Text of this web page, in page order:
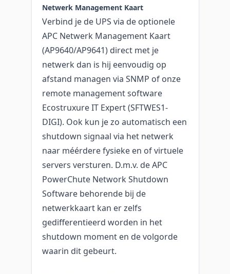
Netwerk Management Kaart
Verbind je de UPS via de optionele
APC Netwerk Management Kaart
(AP9640/AP9641) direct met je
netwerk dan is hij eenvoudig op
afstand managen via SNMP of onze
remote management software
Ecostruxure IT Expert (SFTWES1-
DIGI). Ook kun je zo automatisch een
shutdown signaal via het netwerk
naar méérdere fysieke en of virtuele
servers versturen. D.m.v. de APC
PowerChute Network Shutdown
Software behorende bij de
netwerkkaart kan er zelfs
gedifferentieerd worden in het
shutdown moment en de volgorde
waarin dit gebeurt.